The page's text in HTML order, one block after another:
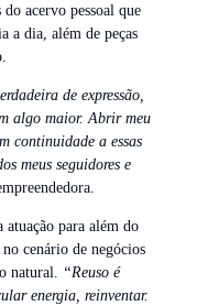
acervo pessoal que
a dia, além de peças
de expressão,
algo maior. Abrir meu
continuidade a essas
meus seguidores e
atuação para além do
cenário de negócios
natural. “Reuso é
energia, reinventar.